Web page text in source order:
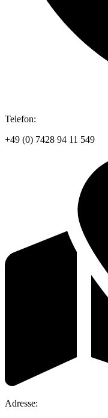
Telefon:
+49 (0) 7428 94 11 549
Adresse: